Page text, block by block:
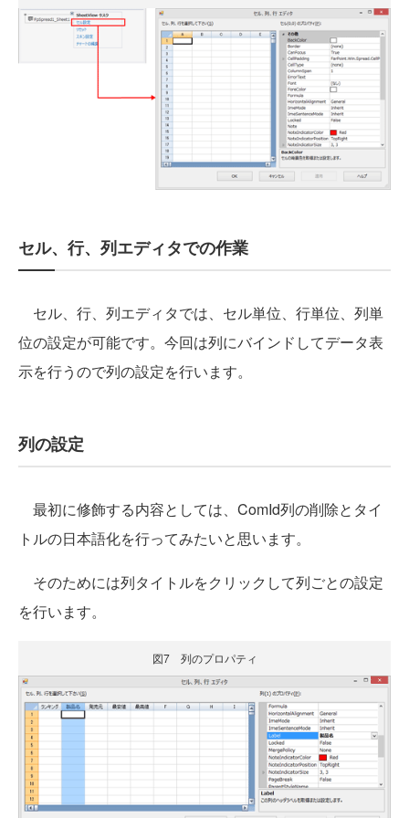
セル、行、列エディタでの作業
セル、行、列エディタでは、セル単位、行単位、列単
位の設定が可能です。今回は列にバインドしてデータ表
示を行うので列の設定を行います。
列の設定
最初に修飾する内容としては、ComId列の削除とタイ
トルの日本語化を行ってみたいと思います。
そのためには列タイトルをクリックして列ごとの設定
を行います。
図7 列のプロパティ